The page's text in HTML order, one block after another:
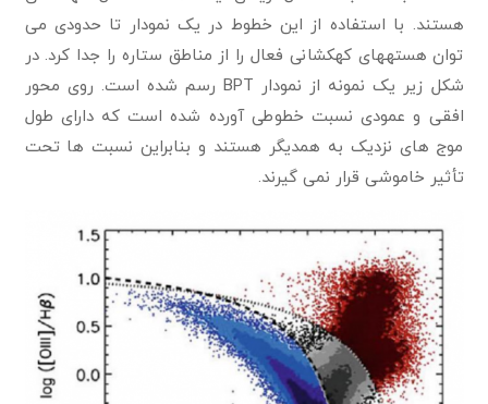
هستند. با استفاده از این خطوط در یک نمودار تا حدودی می
توان هستههای کهکشانی فعال را از مناطق ستاره را جدا کرد. در
شکل زیر یک نمونه از نمودار BPT رسم شده است. روی محور
افقی و عمودی نسبت خطوطی آورده شده است که دارای طول
موج های نزدیک به همدیگر هستند و بنابراین نسبت ها تحت
تأثیر خاموشی قرار نمی گیرند.